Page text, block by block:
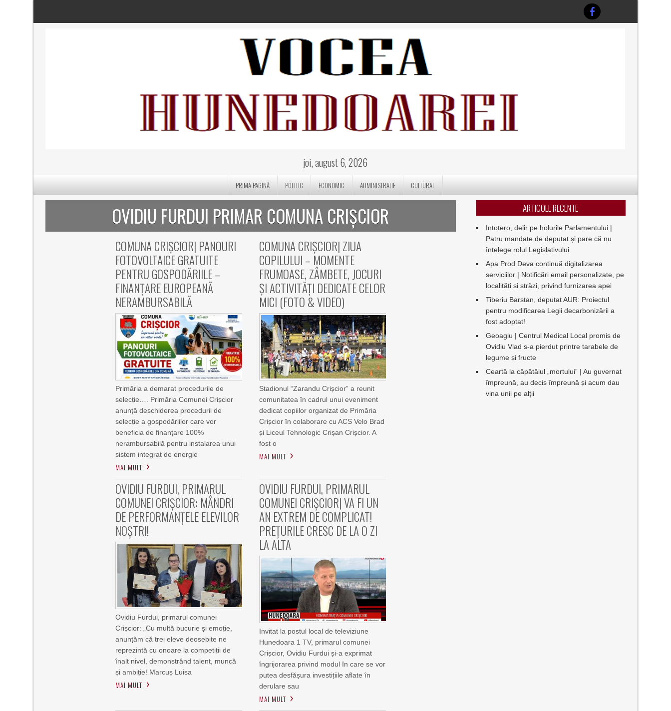
joi, august 6, 2026
PRIMA PAGINĂ POLITIC ECONOMIC ADMINISTRATIE CULTURAL
OVIDIU FURDUI PRIMAR COMUNA CRIȘCIOR
COMUNA CRIȘCIOR| PANOURI
FOTOVOLTAICE GRATUITE
PENTRU GOSPODĂRIILE –
FINANȚARE EUROPEANĂ
NERAMBURSABILĂ
Primăria a demarat procedurile de
selecție…. Primăria Comunei Crișcior
anunță deschiderea procedurii de
selecție a gospodăriilor care vor
beneficia de finanțare 100%
nerambursabilă pentru instalarea unui
sistem integrat de energie
MAI MULT
COMUNA CRIȘCIOR| ZIUA
COPILULUI – MOMENTE
FRUMOASE, ZÂMBETE, JOCURI
ȘI ACTIVITĂȚI DEDICATE CELOR
MICI (FOTO & VIDEO)
Stadionul “Zarandu Crișcior” a reunit
comunitatea în cadrul unui eveniment
dedicat copiilor organizat de Primăria
Crișcior în colaborare cu ACS Velo Brad
și Liceul Tehnologic Crișan Crișcior. A
fost o
MAI MULT
OVIDIU FURDUI, PRIMARUL
COMUNEI CRIȘCIOR: MÂNDRI
DE PERFORMANȚELE ELEVILOR
NOȘTRI!
Ovidiu Furdui, primarul comunei
Crișcior: „Cu multă bucurie și emoție,
anunțăm că trei eleve deosebite ne
reprezintă cu onoare la competiții de
înalt nivel, demonstrând talent, muncă
și ambiție! Marcuș Luisa
MAI MULT
OVIDIU FURDUI, PRIMARUL
COMUNEI CRIȘCIOR| VA FI UN
AN EXTREM DE COMPLICAT!
PREȚURILE CRESC DE LA O ZI
LA ALTA
Invitat la postul local de televiziune
Hunedoara 1 TV, primarul comunei
Crișcior, Ovidiu Furdui și-a exprimat
îngrijorarea privind modul în care se vor
putea desfășura investițiile aflate în
derulare sau
MAI MULT
ARTICOLE RECENTE
Intotero, delir pe holurile Parlamentului |
Patru mandate de deputat și pare că nu
înțelege rolul Legislativului
Apa Prod Deva continuă digitalizarea
serviciilor | Notificări email personalizate, pe
localități și străzi, privind furnizarea apei
Tiberiu Barstan, deputat AUR: Proiectul
pentru modificarea Legii decarbonizării a
fost adoptat!
Geoagiu | Centrul Medical Local promis de
Ovidiu Vlad s-a pierdut printre tarabele de
legume și fructe
Ceartă la căpătâiul „mortului” | Au guvernat
împreună, au decis împreună și acum dau
vina unii pe alții